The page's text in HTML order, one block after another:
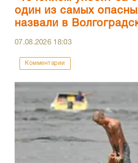
один из самых
назвали в
07.08.2026 18:03
Комментарии